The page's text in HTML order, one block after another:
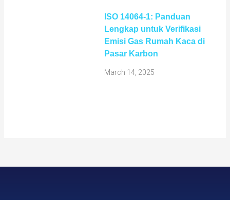
ISO 14064-1: Panduan
Lengkap untuk Verifikasi
Emisi Gas Rumah Kaca di
Pasar Karbon
March 14, 2025